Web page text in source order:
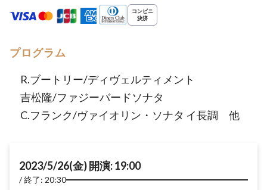
プログラム
R.ブートリー/ディヴェルティメント
吉松隆/ファジーバードソナタ
C.フランク/ヴァイオリン・ソナタ イ長調 他
2023/5/26(金) 開演: 19:00
終了: 20:30